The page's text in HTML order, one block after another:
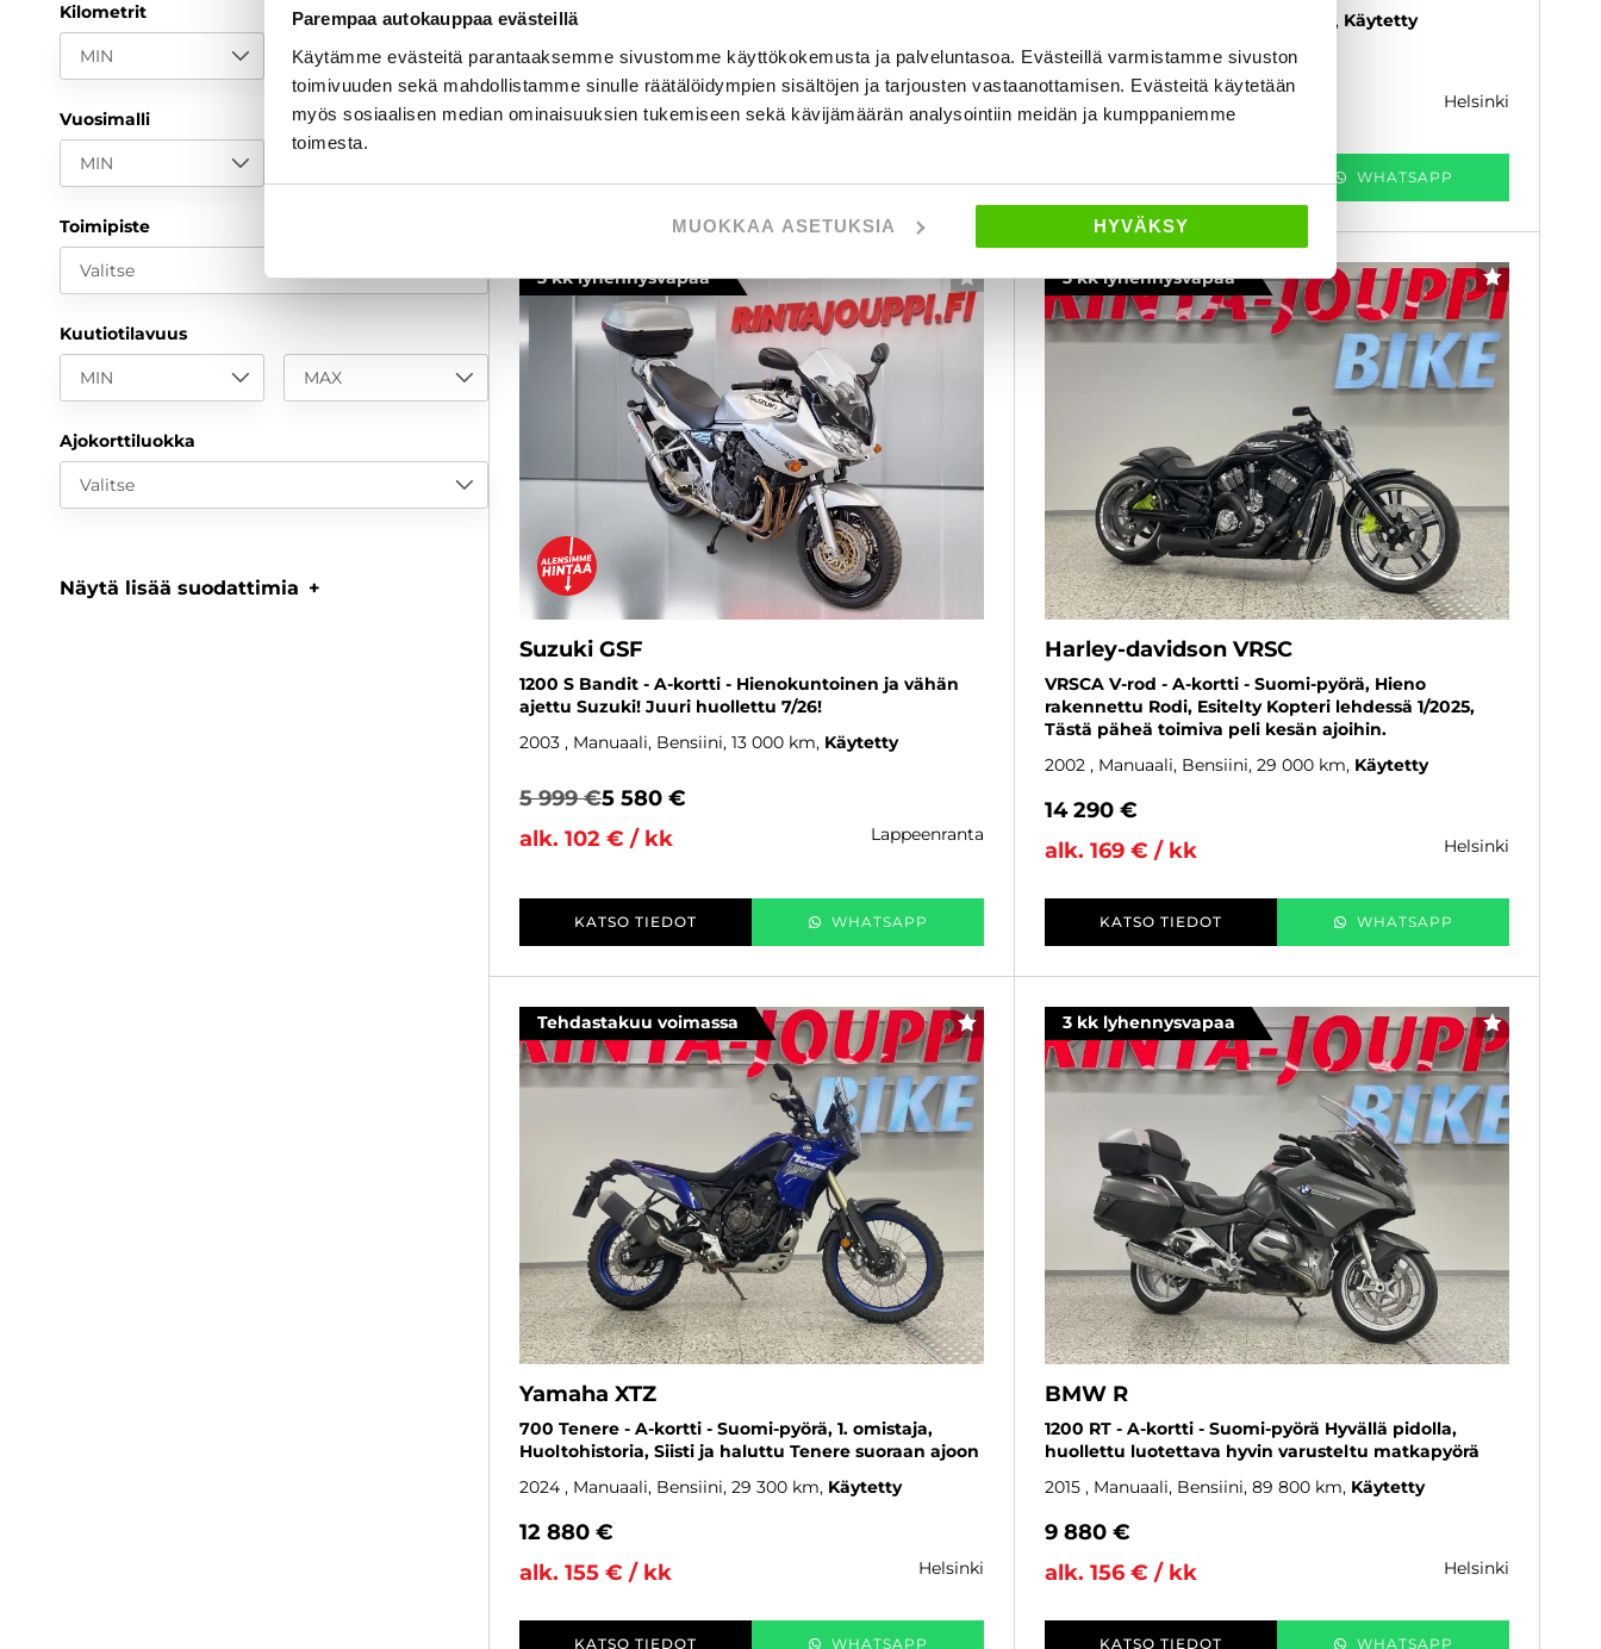
Parempaa autokauppaa evästeillä
Käytämme evästeitä parantaaksemme sivustomme käyttökokemusta ja palveluntasoa. Evästeillä varmistamme sivuston
toimivuuden sekä mahdollistamme sinulle räätälöidympien sisältöjen ja tarjousten vastaanottamisen. Evästeitä käytetään
myös sosiaalisen median ominaisuuksien tukemiseen sekä kävijämäärän analysointiin meidän ja kumppaniemme
toimesta.
MUOKKAA ASETUKSIA HYVÄKSY
Kilometrit
MIN MAX
Vuosimalli
MIN
Toimipiste
Valitse
Kuutiotilavuus
MIN MAX
Ajokorttiluokka
Valitse
Näytä lisää suodattimia
9 490 €
alk. 151 € / kk
tampere
Käytetty
27 880 €
alk. 268 € / kk
helsinki
WHATSAPP
3 kk lyhennysvapaa SUOSIKKI
Suzuki GSF
1200 S Bandit - A-kortti - Hienokuntoinen ja vähän
ajettu Suzuki! Juuri huollettu 7/26!
2003 , Manuaali, Bensiini, 13 000 km Käytetty
5 999 €5 580 €
alk. 102 € / kk
lappeenranta
KATSO TIEDOT WHATSAPP
3 kk lyhennysvapaa SUOSIKKI
Harley-davidson VRSC
VRSCA V-rod - A-kortti - Suomi-pyörä, Hieno
rakennettu Rodi, Esitelty Kopteri lehdessä 1/2025,
Tästä päheä toimiva peli kesän ajoihin.
2002 , Manuaali, Bensiini, 29 000 km Käytetty
14 290 €
alk. 169 € / kk
helsinki
KATSO TIEDOT WHATSAPP
Tehdastakuu voimassa SUOSIKKI
Yamaha XTZ
700 Tenere - A-kortti - Suomi-pyörä, 1. omistaja,
Huoltohistoria, Siisti ja haluttu Tenere suoraan ajoon
2024 , Manuaali, Bensiini, 29 300 km Käytetty
12 880 €
alk. 155 € / kk
helsinki
KATSO TIEDOT WHATSAPP
3 kk lyhennysvapaa SUOSIKKI
BMW R
1200 RT - A-kortti - Suomi-pyörä Hyvällä pidolla,
huollettu luotettava hyvin varusteltu matkapyörä
2015 , Manuaali, Bensiini, 89 800 km Käytetty
9 880 €
alk. 156 € / kk
helsinki
KATSO TIEDOT WHATSAPP